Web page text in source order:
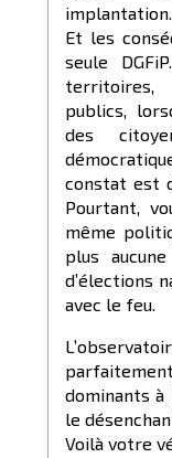
implantation.
Et les
seule
territoires,
publics,
des
constat est
Pourtant,
même
plus
d’élections
avec le feu.
dominants à
le
Voilà votre